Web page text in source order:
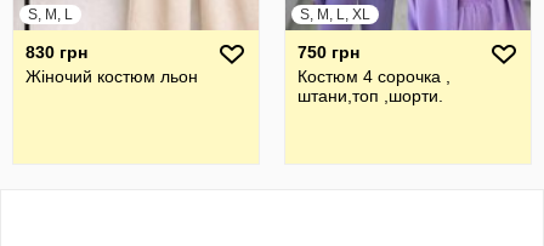
S, M, L
830 грн
Жіночий костюм льон
S, M, L, XL
750 грн
Костюм 4 сорочка ,
штани,топ ,шорти.